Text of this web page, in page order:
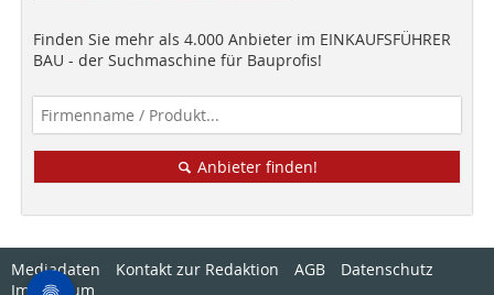
Finden Sie mehr als 4.000 Anbieter im EINKAUFSFÜHRER
BAU - der Suchmaschine für Bauprofis!
Anbieter finden!
Mediadaten Kontakt zur Redaktion AGB
Datenschutz
Impressum